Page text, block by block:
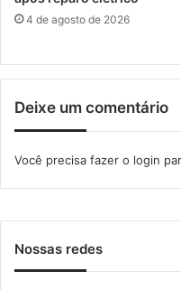
4 de agosto de 2026
Deixe um comentário
Você precisa fazer o login
Nossas redes